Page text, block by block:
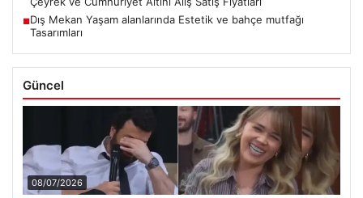
■Dış Mekan Yaşam alanlarında Estetik ve bahçe mutfağı
Tasarımları
Güncel
08/07/2026